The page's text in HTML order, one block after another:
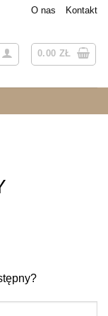
O nas Kontakt
0.00 ZŁ